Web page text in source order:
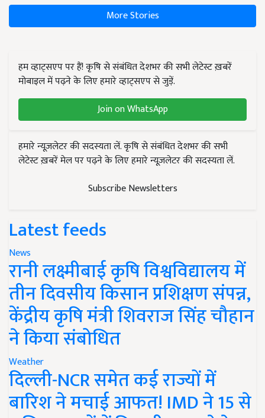
More Stories
हम व्हाट्सएप पर हैं! कृषि से संबंधित देशभर की सभी लेटेस्ट ख़बरें
मोबाइल में पढ़ने के लिए हमारे व्हाट्सएप से जुड़ें.
Join on WhatsApp
हमारे न्यूज़लेटर की सदस्यता लें. कृषि से संबंधित देशभर की सभी
लेटेस्ट ख़बरें मेल पर पढ़ने के लिए हमारे न्यूज़लेटर की सदस्यता लें.
Subscribe Newsletters
Latest feeds
News
रानी लक्ष्मीबाई कृषि विश्वविद्यालय में
तीन दिवसीय किसान प्रशिक्षण संपन्न,
केंद्रीय कृषि मंत्री शिवराज सिंह चौहान
ने किया संबोधित
Weather
दिल्ली-NCR समेत कई राज्यों में
बारिश ने मचाई आफत! IMD ने 15 से